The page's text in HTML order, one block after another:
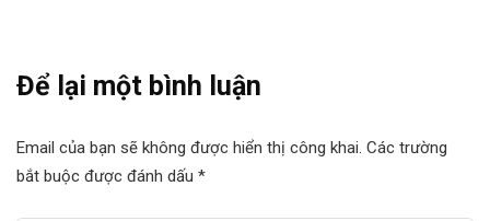
Để lại một bình luận
Email của bạn sẽ không được hiển thị công khai. Các trường
bắt buộc được đánh dấu *